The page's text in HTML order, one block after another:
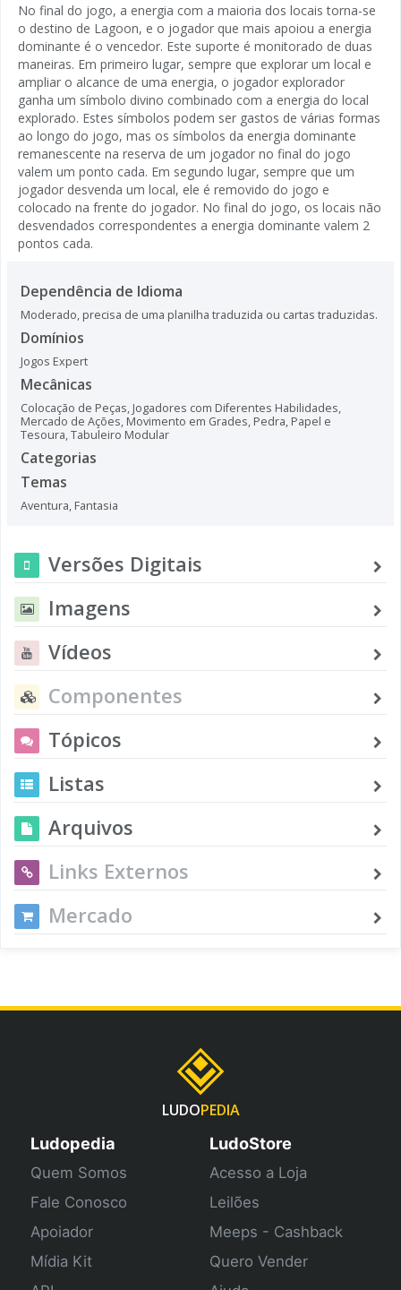
No final do jogo, a energia com a maioria dos locais torna-se
o destino de Lagoon, e o jogador que mais apoiou a energia
dominante é o vencedor. Este suporte é monitorado de duas
maneiras. Em primeiro lugar, sempre que explorar um local e
ampliar o alcance de uma energia, o jogador explorador
ganha um símbolo divino combinado com a energia do local
explorado. Estes símbolos podem ser gastos de várias formas
ao longo do jogo, mas os símbolos da energia dominante
remanescente na reserva de um jogador no final do jogo
valem um ponto cada. Em segundo lugar, sempre que um
jogador desvenda um local, ele é removido do jogo e
colocado na frente do jogador. No final do jogo, os locais não
desvendados correspondentes a energia dominante valem 2
pontos cada.
Dependência de Idioma
Moderado, precisa de uma planilha traduzida ou cartas traduzidas.
Domínios
Jogos Expert
Mecânicas
Colocação de Peças, Jogadores com Diferentes Habilidades,
Mercado de Ações, Movimento em Grades, Pedra, Papel e
Tesoura,Tabuleiro Modular
Categorias
Temas
Aventura, Fantasia
Versões Digitais
Imagens
Vídeos
Componentes
Tópicos
Listas
Arquivos
Links Externos
Mercado
LUDOPEDIA
Ludopedia
Quem Somos
Fale Conosco
Apoiador
Mídia Kit
LudoStore
Acesso a Loja
Leilões
Meeps - Cashback
Quero Vender